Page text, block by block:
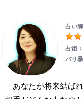
占い師
占術
バリ暴
あなたが将来結ば